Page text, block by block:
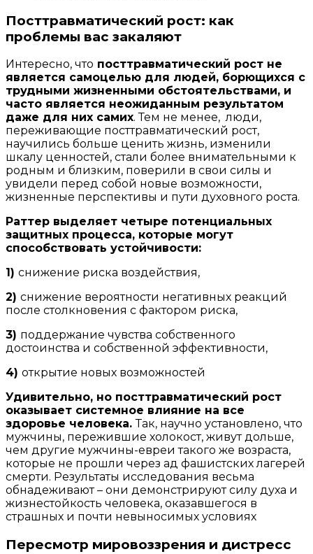
Посттравматический рост: как
проблемы вас закаляют
Интересно, что посттравматический рост не
является самоцелью для людей, борющихся с
трудными жизненными обстоятельствами, и
часто является неожиданным результатом
даже для них самих. Тем не менее, люди,
переживающие посттравматический рост,
научились больше ценить жизнь, изменили
шкалу ценностей, стали более внимательными к
родным и близким, поверили в свои силы и
увидели перед собой новые возможности,
жизненные перспективы и пути духовного роста.
Раттер выделяет четыре потенциальных
защитных процесса, которые могут
способствовать устойчивости:
1) снижение риска воздействия,
2) снижение вероятности негативных реакций
после столкновения с фактором риска,
3) поддержание чувства собственного
достоинства и собственной эффективности,
4) открытие новых возможностей
Удивительно, но посттравматический рост
оказывает системное влияние на все
здоровье человека.Так, научно установлено, что
мужчины, пережившие холокост, живут дольше,
чем другие мужчины-евреи такого же возраста,
которые не прошли через ад фашистских лагерей
смерти. Результаты исследования весьма
обнадеживают – они демонстрируют силу духа и
жизнестойкость человека, оказавшегося в
страшных и почти невыносимых условиях
Пересмотр мировоззрения и дистресс